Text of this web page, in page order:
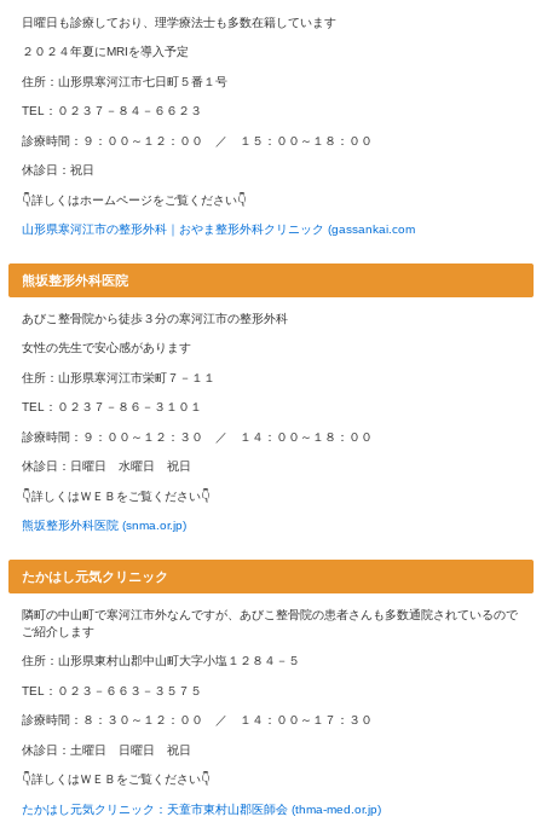
整骨院に通院する場合は、整形外科・病院の診断書が必要
交通事故に遭って首や腰等の身体に不調が出たからといって、す
整形外科や病院を受診して、痛いところ全て診てもらって診断し
す）
病院を受診しましょう
整形外科・病院を受診する際の注意点
痛いところを全て伝えて診てもらう
整骨院で治療できる場所は、診断書に記載されている場所に限る
時は必ず診てもらいましょう
数日経って痛くなったり、新たに痛くなったら必ず受診する
交通事故では事故当日は何もなくても、翌日や数日後に痛みが出
ぐに整形外科や病院を受診してください ※１週間以上経過する
おやま整形外科クリニック
あびこ整骨院の患者さんもお世話になっている寒河江市の整形外
日曜日も診療しており、理学療法士も多数在籍しています
２０２４年夏にMRIを導入予定